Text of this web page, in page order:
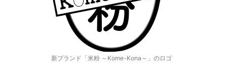
新ブランド「米粉 ～Kome-Kona～」のロゴ